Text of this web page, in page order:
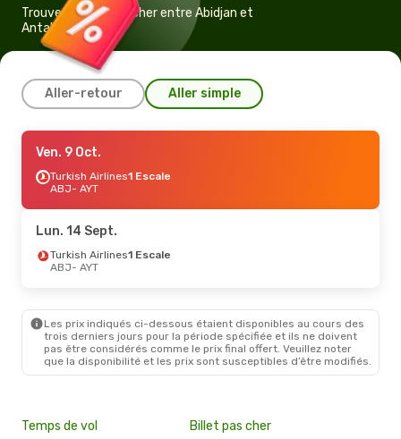
Trouvez un vol pas cher entre Abidjan et
Antalya
Aller-retour Aller simple
Lun. 14 Sept.
Turkish Airlines1 Escale
ABJ- AYT
AYT- ABJ
Ven. 9 Oct.
Turkish Airlines1 Escale
ABJ- AYT
Lun. 14 Sept.
Turkish Airlines1 Escale
ABJ- AYT
Les prix indiqués ci-dessous étaient disponibles au cours des
trois derniers jours pour la période spécifiée et ils ne doivent
pas être considérés comme le prix final offert. Veuillez noter
que la disponibilité et les prix sont susceptibles d’être modifiés.
Temps de vol Billet pas cher